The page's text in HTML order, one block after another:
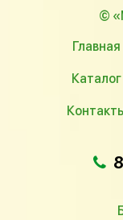
©
Главная
Каталог